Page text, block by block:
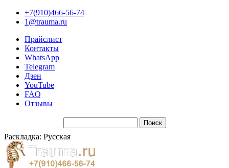
+7(910)466-56-74
1@trauma.ru
Прайслист
Контакты
WhatsApp
Telegram
Дзен
YouTube
FAQ
Отзывы
Раскладка: Русская